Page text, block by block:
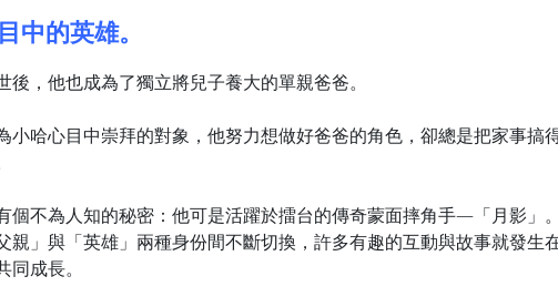
中的英雄。
，他也成為了獨立將兒子養大的單親爸爸。
小哈心目中崇拜的對象，他努力想做好爸爸的角色，卻總是把家事搞
個不為人知的秘密：他可是活躍於擂台的傳奇蒙面摔角手—「月影」
親」與「英雄」兩種身份間不斷切換，許多有趣的互動與故事就發生
成長。